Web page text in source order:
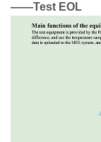
——Test EOL